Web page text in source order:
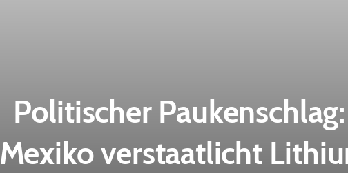
Politischer
Mexiko verstaatlicht